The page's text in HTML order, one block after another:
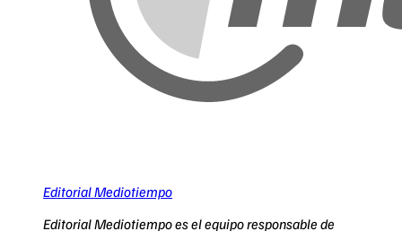
Editorial Mediotiempo
Editorial Mediotiempo es el equipo responsable de